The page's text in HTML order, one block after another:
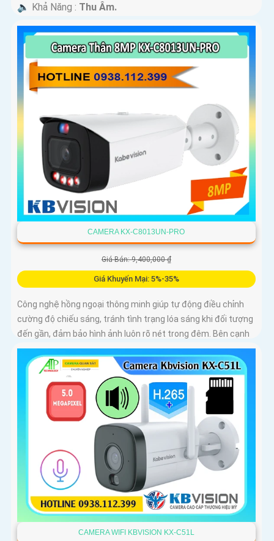
️🔈 Khả Năng : Thu Âm.
CAMERA KX-C8013UN-PRO
Giá Bán: 9,400,000 ₫
Giá Khuyến Mại: 5%-35%
Công nghệ hồng ngoại thông minh giúp tự động điều chỉnh
cường độ chiếu sáng, tránh tình trạng lóa sáng khi đối tượng
đến gần, đảm bảo hình ảnh luôn rõ nét trong đêm. Bên cạnh
đó, công nghệ giảm nhiễu 3DNR và chống ngược sáng DWDR
giúp camera tái tạo màu sắc chính xác và rõ ràng trong mọi
điều kiện ánh sáng phức tạp như ngược sáng mạnh hay
thiếu sáng
CAMERA WIFI KBVISION KX-C51L